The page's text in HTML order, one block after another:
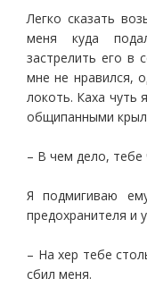
Легко сказать
меня куда
застрелить его в
мне не нравился,
локоть. Каха чуть
общипанными
– В чем дело, тебе
Я подмигиваю
предохранителя
– На хер тебе
сбил меня.